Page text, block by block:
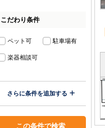
こだわり条件
ペット可 駐車場有
楽器相談可
さらに条件を追加する